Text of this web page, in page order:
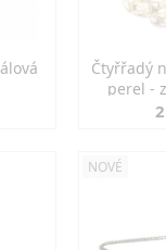
Čtyřřadý
perel -
NOVÉ